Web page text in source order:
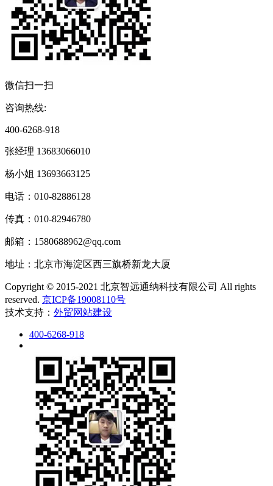
微信扫一扫
咨询热线:
400-6268-918
张经理 13683066010
杨小姐 13693663125
电话：010-82886128
传真：010-82946780
邮箱：1580688962@qq.com
地址：北京市海淀区西三旗桥新龙大厦
Copyright © 2015-2021 北京智远通纳科技有限公司 All rights
reserved. 京ICP备19008110号
技术支持： 外贸网站建设
400-6268-918